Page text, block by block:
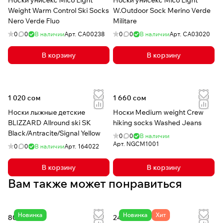
Weight Warm Control Ski Socks
Nero Verde Fluo
0 0 В наличииАрт. CA00238
В корзину
W.Outdoor Sock Merino Verde
Militare
0 0 В наличииАрт. CA03020
В корзину
1 020 сом
Носки лыжные детские
BLIZZARD Allround ski SK
Black/Antracite/Signal Yellow
0 0 В наличииАрт. 164022
В корзину
1 660 сом
Носки Medium weight Crew
hiking socks Washed Jeans
0 0
В наличии
Арт. NGCM1001
В корзину
Вам также может понравиться
Новинка
800 сом
Новинка Хит
24 450 сом